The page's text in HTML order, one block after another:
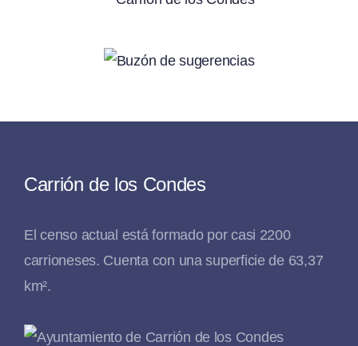
Carrión de los Condes
El censo actual está formado por casi 2200
carrioneses. Cuenta con una superficie de 63,37
km².